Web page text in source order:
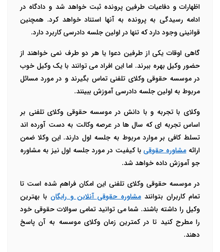
اظهارات و دفاعیات طرفین پرونده ثبت خواهد شد و دادگاه در
ادامه رسیدگی به پرونده به آنها استناد خواهد کرد. همچنین
قوانینی وجود دارد که تنها در اولین جلسه دادرسی کاربرد دارد.
گاهی اوقات یکی از طرفین دعوا یا هر دو طرف نمی خواهند از
حضور وکیل بهره ببرند. اما این افراد می توانند با یک وکیل خوب
در موسسه حقوقی وکلای تلفنی تماس بگیرند و در مورد مسائل
مربوط به اولین جلسه دادرسی آموزش ببینند.
وکلای با تجربه و با دانش در موسسه حقوقی وکلای تلفنی بر
اساس تجربه ای که سال ها در عرصه وکالت به دست آورده اند
تسلط کافی بر موارد مربوط به جلسه اول دارند. این وکلا ضمن
ارائهمشاوره حقوقیبا کیفیت در مورد جلسه اول نیز به مشاوره
جو آموزش داده خواهد شد.
در موسسه حقوقی وکلای تلفنی این امکان فراهم شده است تا
تمام کاربران بتوانندمشاوره حقوقی آنلاین و رایگان با بهترین
وکیل را داشته باشند. شما می توانید تمامی سوالات حقوقی خود
را مطرح کنید تا در کمترین زمان وکلای موسسه به آن پاسخ
دهند.